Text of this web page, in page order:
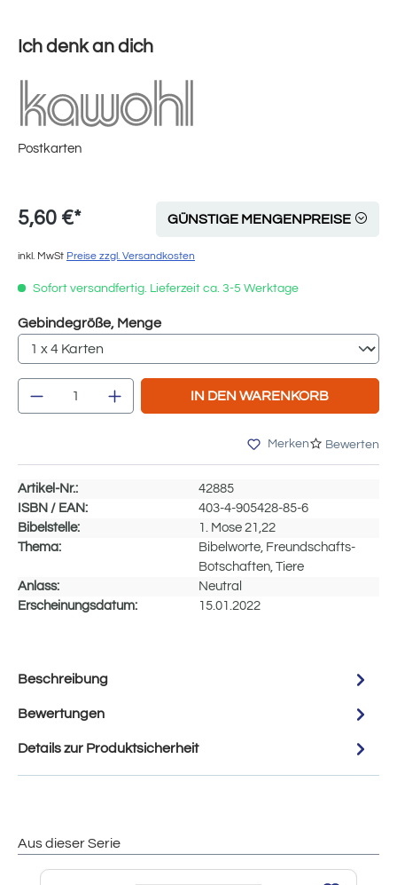
Ich denk an dich
Postkarten
5,60 €* GÜNSTIGE MENGENPREISE
inkl. MwSt Preise zzgl. Versandkosten
Sofort versandfertig. Lieferzeit ca. 3-5 Werktage
Gebindegröße, Mengeauswählen
Produkt Anzahl: Gib den gewünschten
IN DEN WARENKORB
Merken Bewerten
Artikel-Nr.:
42885
ISBN / EAN:
403-4-905428-85-6
Bibelstelle:
1. Mose 21,22
Thema:
Bibelworte, Freundschafts-
Botschaften, Tiere
Anlass:
Neutral
Erscheinungsdatum:
15.01.2022
Beschreibung
Bewertungen
Details zur Produktsicherheit
Aus dieser Serie
Produktgalerie überspringen